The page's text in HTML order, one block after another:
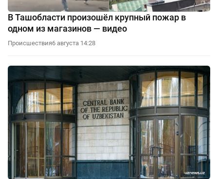
В Ташобласти произошёл крупный пожар в
одном из магазинов — видео
Происшествия6 августа 14:28